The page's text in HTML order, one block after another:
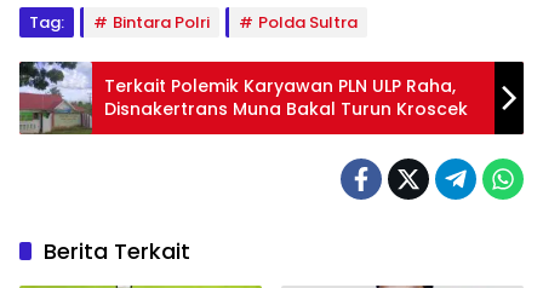
Tag: Bintara Polri Polda Sultra
Terkait Polemik Karyawan PLN ULP Raha,
Disnakertrans Muna Bakal Turun Kroscek
Berita Terkait